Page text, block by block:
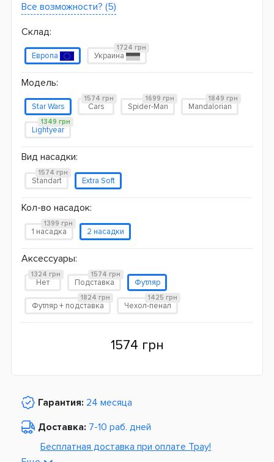
Все возможности? (5)
Склад:
Европа Украина
1724 грн
Модель:
Star Wars Cars
1574 грн
Spider-Man
1699 грн
Mandalorian
1849 грн
Lightyear
1349 грн
Вид насадки:
Standart
1574 грн
Extra Soft
Кол-во насадок:
1 насадка
1399 грн
2 насадки
Аксессуары:
Нет
1324 грн
Подставка
1574 грн
Футляр
Футляр + подставка
1824 грн
Чехол-пенал
1425 грн
1574 грн
Гарантия: 24 месяца
Доставка: 7-10 раб. дней
Бесплатная доставка при оплате Tpay!